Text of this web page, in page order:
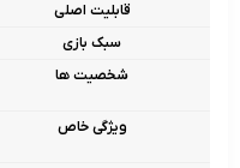
قابلیت اصلی
سبک بازی
شخصیت ها
ویژگی خاص